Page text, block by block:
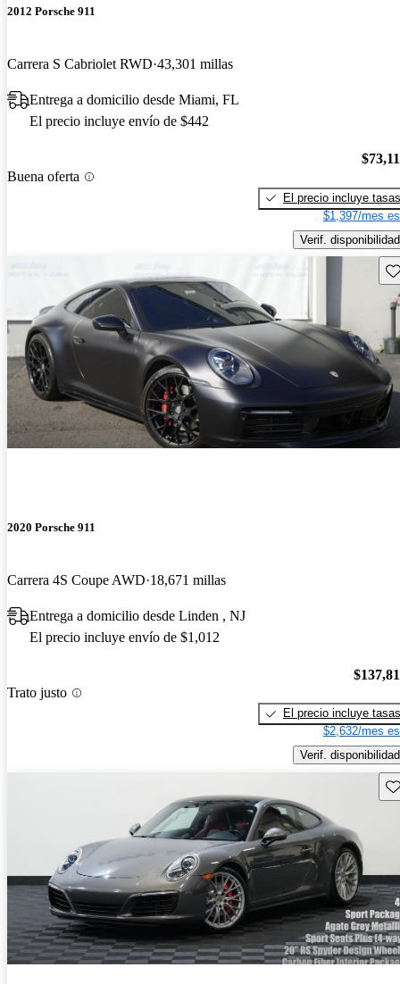
2012 Porsche 911
Carrera S Cabriolet RWD 43,301 millas
Entrega a domicilio desde Miami, FL
El precio incluye envío de $442
Buena oferta
El precio incluye tasas
$1,397/mes
Verif. disponibilidad
2020 Porsche 911
Carrera 4S Coupe AWD 18,671 millas
Entrega a domicilio desde Linden , NJ
El precio incluye envío de $1,012
Trato justo
El precio incluye tasas
$2,632/mes
Verif. disponibilidad